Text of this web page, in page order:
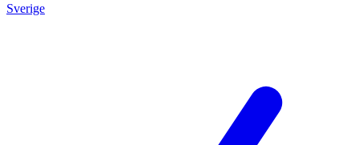
Sverige